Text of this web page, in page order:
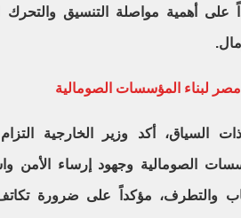
على أهمية مواصلة التنسيق
لبناء المؤسسات الصومالية
السياق، أكد وزير الخارجية
الصومالية وجهود إرساء الأمن
والتطرف، مؤكداً على ضرورة تكاتف